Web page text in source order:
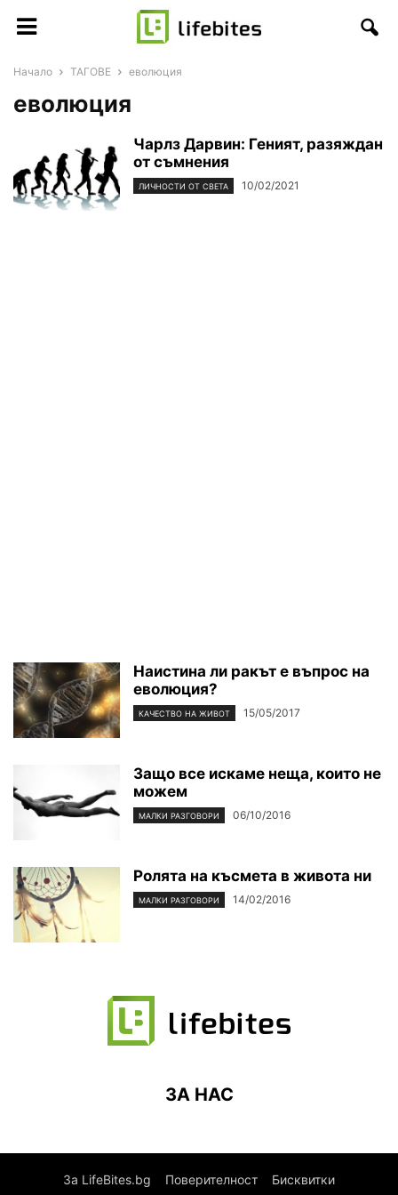
Начало ТАГОВЕ еволюция
еволюция
Чарлз Дарвин: Геният, разяждан
от съмнения
ЛИЧНОСТИ ОТ СВЕТА 10/02/2021
Наистина ли ракът е въпрос на
еволюция?
КАЧЕСТВО НА ЖИВОТ 15/05/2017
Защо все искаме неща, които не
можем
МАЛКИ РАЗГОВОРИ 06/10/2016
Ролята на късмета в живота ни
МАЛКИ РАЗГОВОРИ 14/02/2016
ЗА НАС
За LifeBites.bg Поверителност Бисквитки